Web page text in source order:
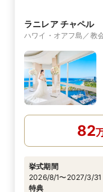
ラニレア チャペル
ハワイ・オアフ島／教
82
挙式期間
2026/8/1〜2027/3/31
特典